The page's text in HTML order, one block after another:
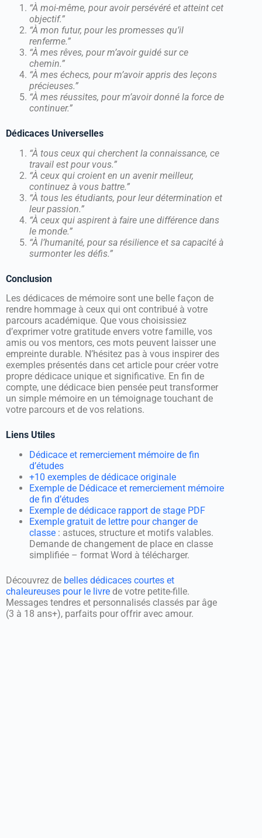
“À moi-même, pour avoir persévéré et atteint cet
objectif.”
“À mon futur, pour les promesses qu’il
renferme.”
“À mes rêves, pour m’avoir guidé sur ce
chemin.”
“À mes échecs, pour m’avoir appris des leçons
précieuses.”
“À mes réussites, pour m’avoir donné la force de
continuer.”
Dédicaces Universelles
“À tous ceux qui cherchent la connaissance, ce
travail est pour vous.”
“À ceux qui croient en un avenir meilleur,
continuez à vous battre.”
“À tous les étudiants, pour leur détermination et
leur passion.”
“À ceux qui aspirent à faire une différence dans
le monde.”
“À l’humanité, pour sa résilience et sa capacité à
surmonter les défis.”
Conclusion
Les dédicaces de mémoire sont une belle façon de
rendre hommage à ceux qui ont contribué à votre
parcours académique. Que vous choisissiez
d’exprimer votre gratitude envers votre famille, vos
amis ou vos mentors, ces mots peuvent laisser une
empreinte durable. N’hésitez pas à vous inspirer des
exemples présentés dans cet article pour créer votre
propre dédicace unique et significative. En fin de
compte, une dédicace bien pensée peut transformer
un simple mémoire en un témoignage touchant de
votre parcours et de vos relations.
Liens Utiles
Dédicace et remerciement mémoire de fin
d’études
+10 exemples de dédicace originale
Exemple de Dédicace et remerciement mémoire
de fin d’études
Exemple de dédicace rapport de stage PDF
Exemple gratuit de lettre pour changer de
classe : astuces, structure et motifs valables.
Demande de changement de place en classe
simplifiée – format Word à télécharger.
Découvrez de belles dédicaces courtes et
chaleureuses pour le livre de votre petite-fille.
Messages tendres et personnalisés classés par âge
(3 à 18 ans+), parfaits pour offrir avec amour.